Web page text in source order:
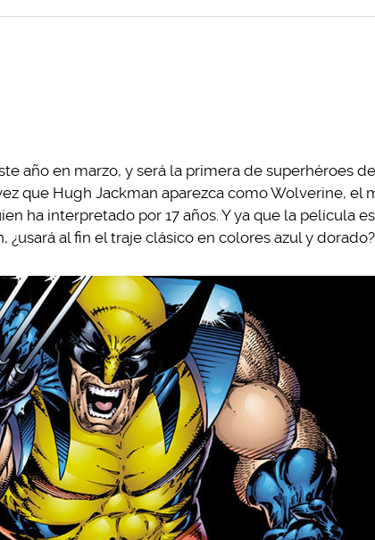
año en marzo, y será la primera de superhéroes
que Hugh Jackman aparezca como Wolverine, el
ha interpretado por 17 años. Y ya que la película
al fin el traje clásico en colores azul y dorado?